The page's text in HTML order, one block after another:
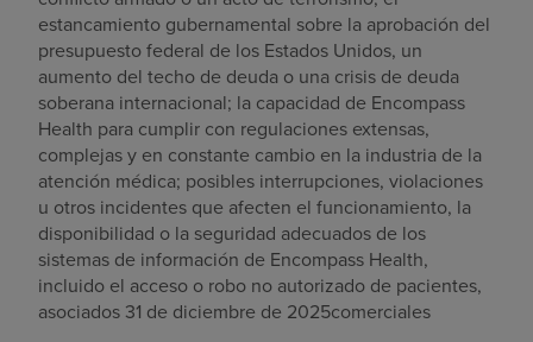
estancamiento gubernamental sobre la aprobación del
presupuesto federal de los Estados Unidos, un
aumento del techo de deuda o una crisis de deuda
soberana internacional; la capacidad de Encompass
Health para cumplir con regulaciones extensas,
complejas y en constante cambio en la industria de la
atención médica; posibles interrupciones, violaciones
u otros incidentes que afecten el funcionamiento, la
disponibilidad o la seguridad adecuados de los
sistemas de información de Encompass Health,
incluido el acceso o robo no autorizado de pacientes,
asociados 31 de diciembre de 2025comerciales